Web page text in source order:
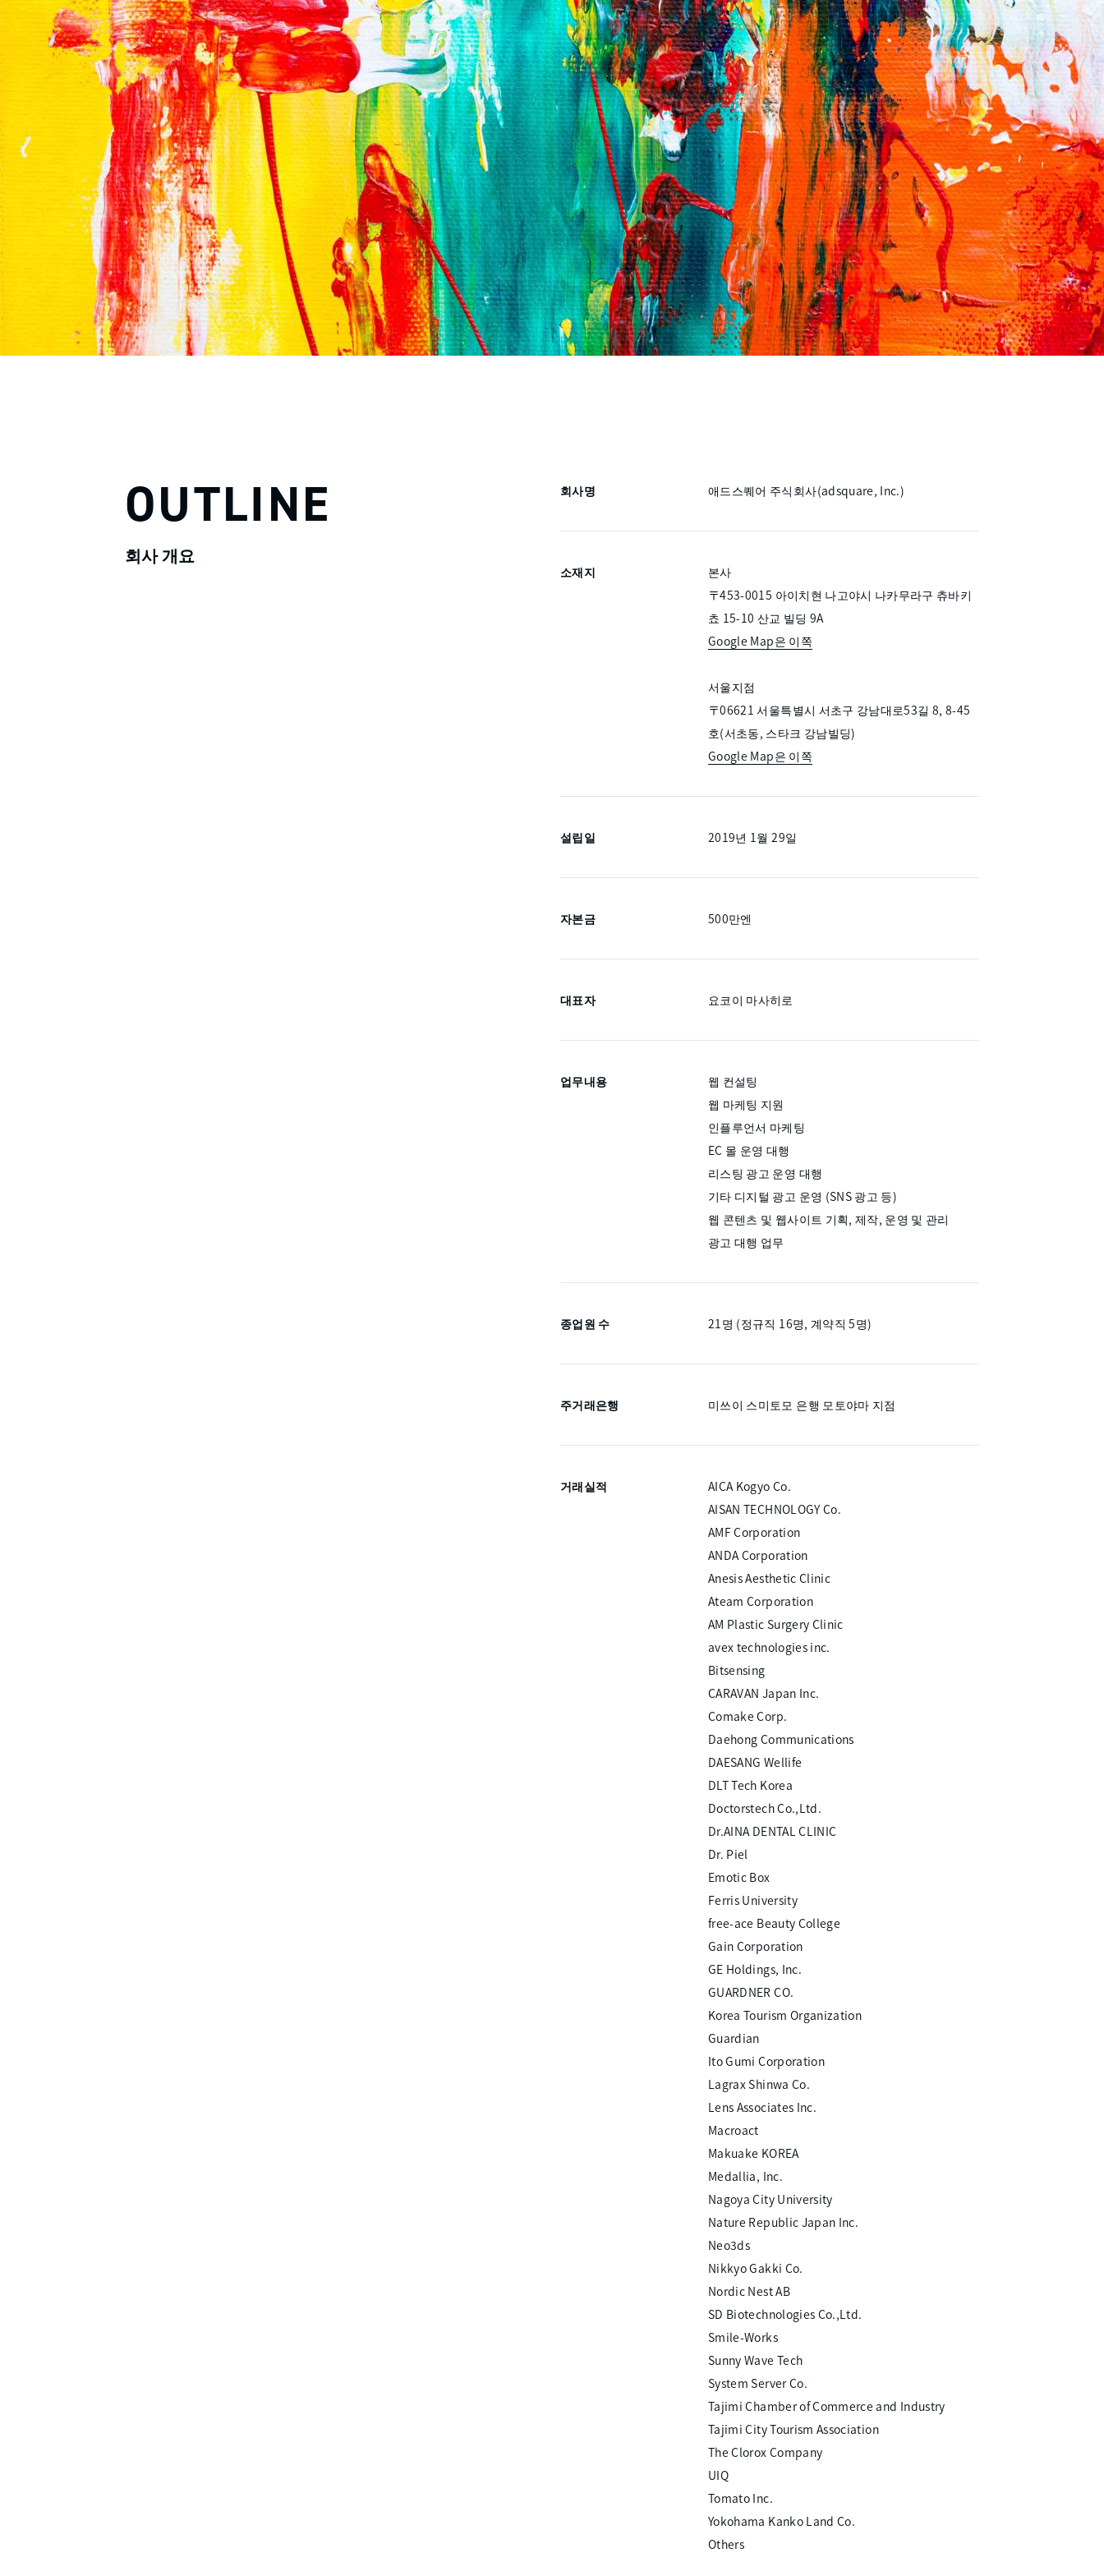
OUTLINE
회사 개요
회사명 애드스퀘어 주식회사(adsquare, Inc.)
소재지
본사
〒453-0015 아이치현 나고야시 나카무라구 츄바키
쵸 15-10 산교 빌딩 9A
Google Map은 이쪽
서울지점
〒06621 서울특별시 서초구 강남대로53길 8, 8-45
호(서초동, 스타크 강남빌딩)
Google Map은 이쪽
설립일 2019년 1월 29일
자본금 500만엔
대표자 요코이 마사히로
업무내용
웹 컨설팅
웹 마케팅 지원
인플루언서 마케팅
EC 몰 운영 대행
리스팅 광고 운영 대행
기타 디지털 광고 운영 (SNS 광고 등)
웹 콘텐츠 및 웹사이트 기획, 제작, 운영 및 관리
광고 대행 업무
종업원 수 21명 (정규직 16명, 계약직 5명)
주거래은행 미쓰이 스미토모 은행 모토야마 지점
거래실적
AICA Kogyo Co.
AISAN TECHNOLOGY Co.
AMF Corporation
ANDA Corporation
Anesis Aesthetic Clinic
Ateam Corporation
AM Plastic Surgery Clinic
avex technologies inc.
Bitsensing
CARAVAN Japan Inc.
Comake Corp.
Daehong Communications
DAESANG Wellife
DLT Tech Korea
Doctorstech Co.,Ltd.
Dr.AINA DENTAL CLINIC
Dr. Piel
Emotic Box
Ferris University
free-ace Beauty College
Gain Corporation
GE Holdings, Inc.
GUARDNER CO.
Korea Tourism Organization
Guardian
Ito Gumi Corporation
Lagrax Shinwa Co.
Lens Associates Inc.
Macroact
Makuake KOREA
Medallia, Inc.
Nagoya City University
Nature Republic Japan Inc.
Neo3ds
Nikkyo Gakki Co.
Nordic Nest AB
SD Biotechnologies Co.,Ltd.
Smile-Works
Sunny Wave Tech
System Server Co.
Tajimi Chamber of Commerce and Industry
Tajimi City Tourism Association
The Clorox Company
UIQ
Tomato Inc.
Yokohama Kanko Land Co.
Others